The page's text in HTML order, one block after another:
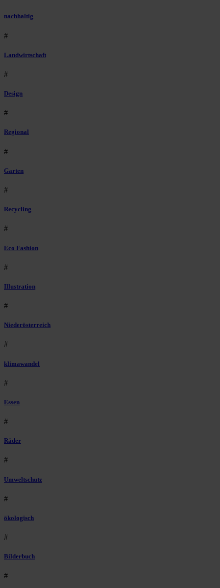
nachhaltig
#
Landwirtschaft
#
Design
#
Regional
#
Garten
#
Recycling
#
Eco Fashion
#
Illustration
#
Niederösterreich
#
klimawandel
#
Essen
#
Räder
#
Umweltschutz
#
ökologisch
#
Bilderbuch
#